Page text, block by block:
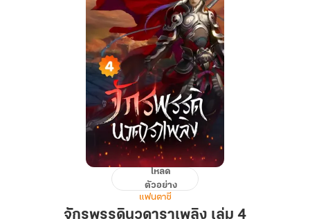
จักรพรรดิ
ดารา
โหลด
ตัวอย่าง
แฟนตาซี
จักรพรรดินวดาราเพลิง เล่ม 4